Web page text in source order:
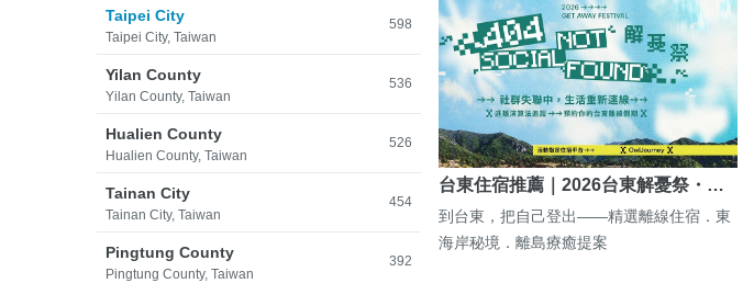
Taipei City
Taipei City, Taiwan
598
Yilan County
Yilan County, Taiwan
536
Hualien County
Hualien County, Taiwan
526
Tainan City
Tainan City, Taiwan
454
Pingtung County
Pingtung County, Taiwan
392
台東住宿推薦｜2026台東解憂祭・…
到台東，把自己登出——精選離線住宿．東
海岸秘境．離島療癒提案